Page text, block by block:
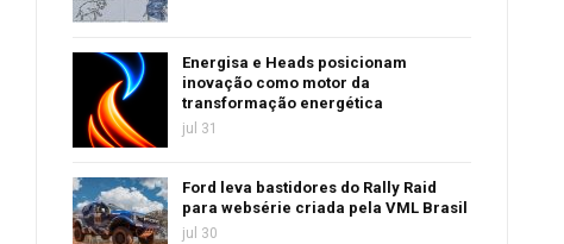
Energisa e Heads posicionam
inovação como motor da
transformação energética
jul 31
Ford leva bastidores do Rally Raid
para websérie criada pela VML Brasil
jul 30